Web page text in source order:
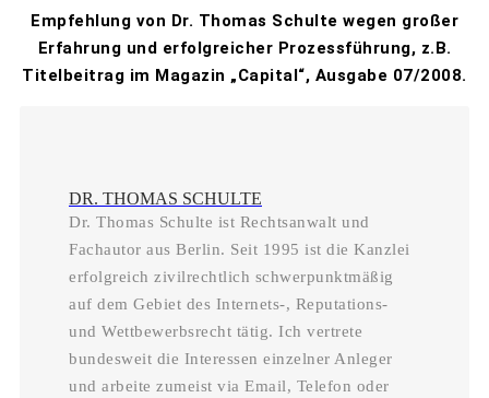
Empfehlung von Dr. Thomas Schulte wegen großer
Erfahrung und erfolgreicher Prozessführung, z.B.
Titelbeitrag im Magazin „Capital“, Ausgabe 07/2008.
DR. THOMAS SCHULTE
Dr. Thomas Schulte ist Rechtsanwalt und
Fachautor aus Berlin. Seit 1995 ist die Kanzlei
erfolgreich zivilrechtlich schwerpunktmäßig
auf dem Gebiet des Internets-, Reputations-
und Wettbewerbsrecht tätig. Ich vertrete
bundesweit die Interessen einzelner Anleger
und arbeite zumeist via Email, Telefon oder